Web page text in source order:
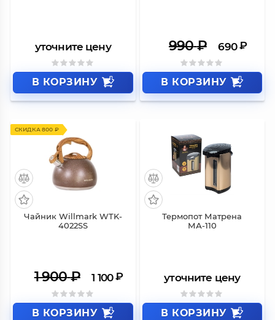
уточните цену
В КОРЗИНУ
990₽ 690 ₽
В КОРЗИНУ
СКИДКА 800 ₽
Чайник Willmark WTK-
4022SS
1 900₽ 1 100 ₽
В КОРЗИНУ
Термопот Матрена
МА-110
уточните цену
В КОРЗИНУ